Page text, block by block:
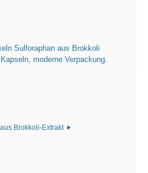
Brokkoli-Extrakt